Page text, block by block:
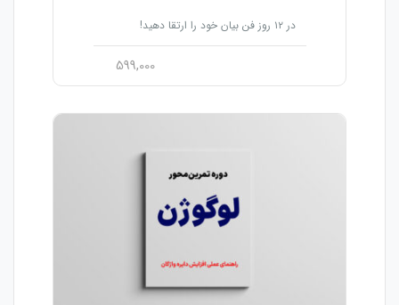
در ۱۲ روز فن بیان خود را ارتقا دهید!
599,000